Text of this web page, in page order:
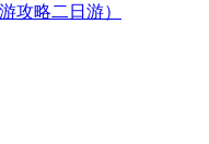
攻略二日游）